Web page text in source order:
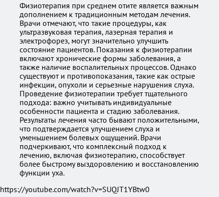
Физиотерапия при среднем отите является важным
дополнением к традиционным методам лечения.
Врачи отмечают, что такие процедуры, как
ультразвуковая терапия, лазерная терапия и
электрофорез, могут значительно улучшить
состояние пациентов. Показания к физиотерапии
включают хронические формы заболевания, а
также наличие воспалительных процессов. Однако
существуют и противопоказания, такие как острые
инфекции, опухоли и серьезные нарушения слуха.
Проведение физиотерапии требует тщательного
подхода: важно учитывать индивидуальные
особенности пациента и стадию заболевания.
Результаты лечения часто бывают положительными,
что подтверждается улучшением слуха и
уменьшением болевых ощущений. Врачи
подчеркивают, что комплексный подход к
лечению, включая физиотерапию, способствует
более быстрому выздоровлению и восстановлению
функции уха.
https://youtube.com/watch?v=SUQJT1YBtw0